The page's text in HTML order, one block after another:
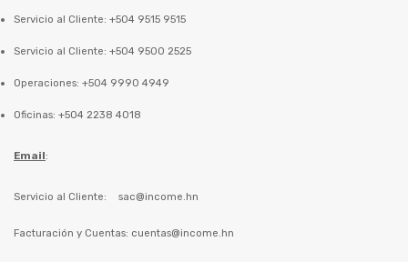
Servicio al Cliente: +504 9515 9515
Servicio al Cliente: +504 9500 2525
Operaciones: +504 9990 4949
Oficinas: +504 2238 4018
Email:
Servicio al Cliente: sac@income.hn
Facturación y Cuentas: cuentas@income.hn